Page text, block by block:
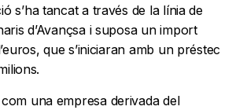
s’ha tancat a través de la línia de
d’Avançsa i suposa un import
que s’iniciaran amb un préstec
com una empresa derivada del